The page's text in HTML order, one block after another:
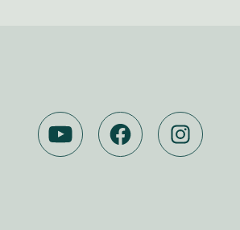
YOUTUBEFACEBOOK